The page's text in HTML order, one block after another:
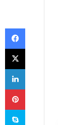
Facebook
X
LinkedIn
Pinterest
Skype